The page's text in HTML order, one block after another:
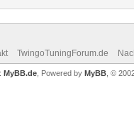
TwingoTuningForum.de
MyBB.de, Powered by MyBB, ©